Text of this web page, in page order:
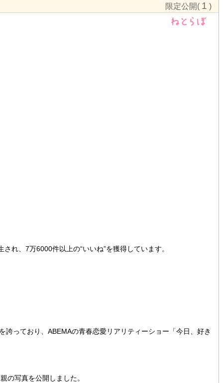
限定公開( 1 )
れ、7万6000件以上の“いいね”を獲得しています。
っており、ABEMAの青春恋愛リアリティーショー「今日、好き
の写真を公開しました。